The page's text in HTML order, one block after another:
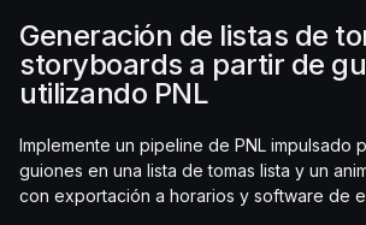
Generación de listas de
storyboards a partir de
utilizando PNL
Implemente un pipeline de PNL impulsado
guiones en una lista de tomas lista y un
con exportación a horarios y software de